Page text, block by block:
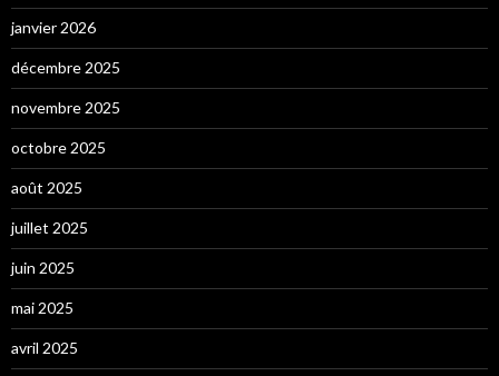
janvier 2026
décembre 2025
novembre 2025
octobre 2025
août 2025
juillet 2025
juin 2025
mai 2025
avril 2025